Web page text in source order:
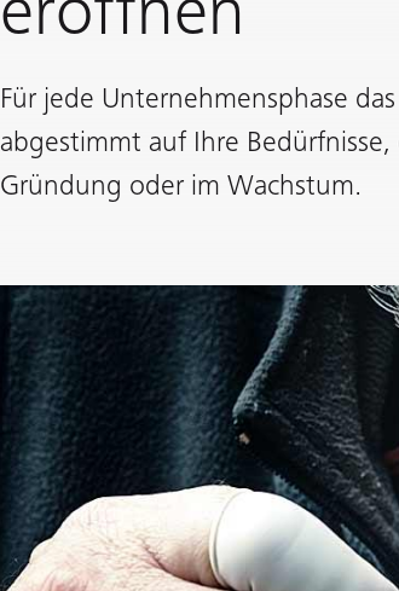
eröffnen
Für jede Unternehmensphase
abgestimmt auf Ihre
Gründung oder im Wachstum.